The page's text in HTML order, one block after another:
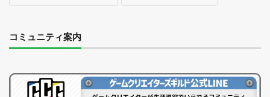
コミュニティ案内